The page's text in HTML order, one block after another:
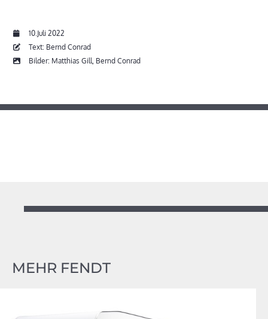
10.Juli 2022
Text: Bernd Conrad
Bilder: Matthias Gill, Bernd Conrad
MEHR FENDT